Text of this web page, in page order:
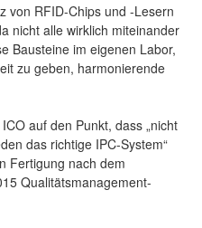
von RFID-Chips und -Lesern
nicht alle wirklich miteinander
Bausteine im eigenen Labor,
zu geben, harmonierende
auf den Punkt, dass „nicht
das richtige IPC-System“
Fertigung nach dem
Qualitätsmanagement-